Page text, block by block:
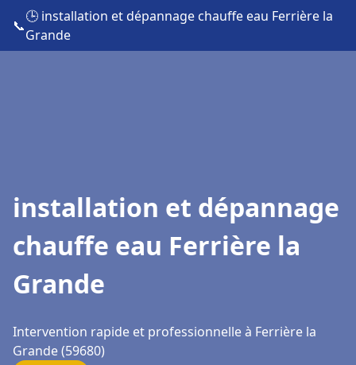
📞
🕒 installation et dépannage chauffe eau Ferrière la
Grande
installation et dépannage
chauffe eau Ferrière la
Grande
Intervention rapide et professionnelle à Ferrière la
Grande (59680)